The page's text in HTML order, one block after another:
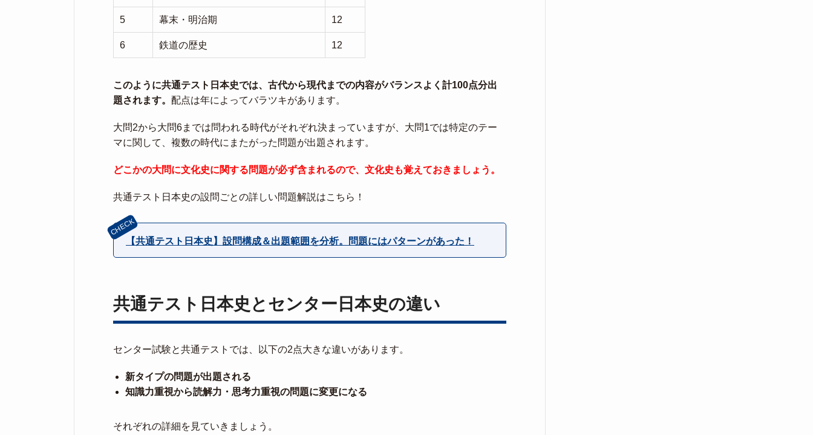
5 幕末・明治期 12
6 鉄道の歴史 12
このように共通テスト日本史では、古代から現代までの内容がバランスよく計100点分出
題されます。 配点は年によってバラツキがあります。
大問2から大問6までは問われる時代がそれぞれ決まっていますが、大問1では特定のテー
マに関して、複数の時代にまたがった問題が出題されます。
どこかの大問に文化史に関する問題が必ず含まれるので、文化史も覚えておきましょう。
共通テスト日本史の設問ごとの詳しい問題解説はこちら！
【共通テスト日本史】設問構成＆出題範囲を分析。問題にはパターンがあった！
共通テスト日本史とセンター日本史の違い
センター試験と共通テストでは、以下の2点大きな違いがあります。
新タイプの問題が出題される
知識力重視から読解力・思考力重視の問題に変更になる
それぞれの詳細を見ていきましょう。